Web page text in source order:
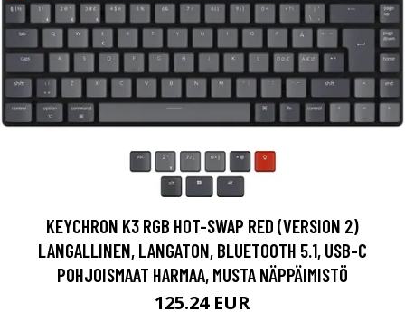
KEYCHRON K3 RGB HOT-SWAP RED (VERSION 2)
LANGALLINEN, LANGATON, BLUETOOTH 5.1, USB-C
POHJOISMAAT HARMAA, MUSTA NÄPPÄIMISTÖ
125.24 EUR